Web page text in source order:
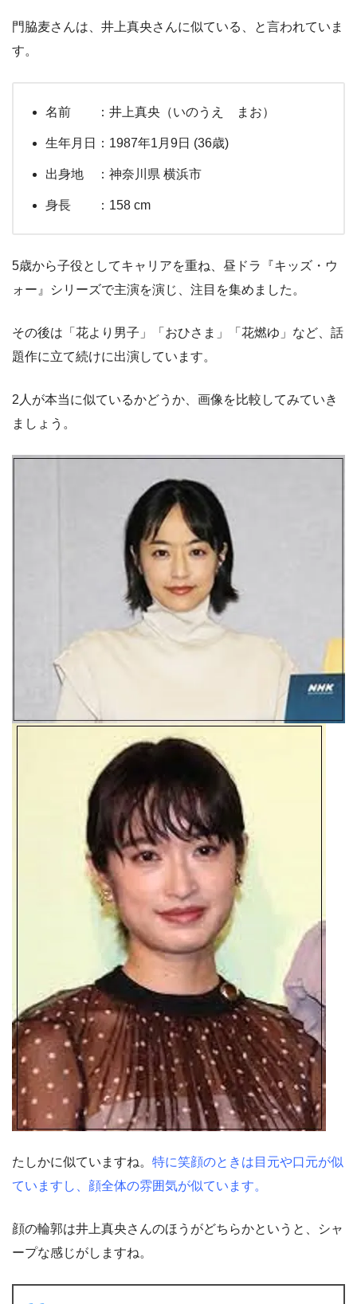
門脇麦さんは、井上真央さんに似ている、と言われていま
す。
名前 ：井上真央（いのうえ まお）
生年月日：1987年1月9日 (36歳)
出身地 ：神奈川県 横浜市
身長 ：158 cm
5歳から子役としてキャリアを重ね、昼ドラ『キッズ・ウ
ォー』シリーズで主演を演じ、注目を集めました。
その後は「花より男子」「おひさま」「花燃ゆ」など、話
題作に立て続けに出演しています。
2人が本当に似ているかどうか、画像を比較してみていき
ましょう。
たしかに似ていますね。 特に笑顔のときは目元や口元が似
ていますし、顔全体の雰囲気が似ています。
顔の輪郭は井上真央さんのほうがどちらかというと、シャ
ープな感じがしますね。